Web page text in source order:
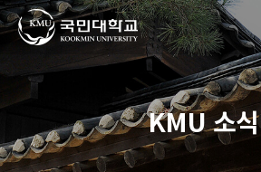
주메뉴 바로가기
본문내용 바로가기
푸터 바로가기
국민대학교
KMU 소식